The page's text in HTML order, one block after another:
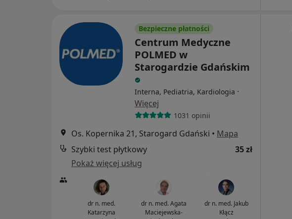
Bezpieczne płatności
Centrum Medyczne
POLMED w
Starogardzie Gdańskim
Interna, Pediatria, Kardiologia ·
Więcej
1031 opinii
Os. Kopernika 21, Starogard Gdański • Mapa
Szybki test płytkowy
35 zł
Pokaż więcej usług
dr n. med.
Katarzyna
dr n. med. Agata
Maciejewska-
dr n. med. Jakub
Kłącz